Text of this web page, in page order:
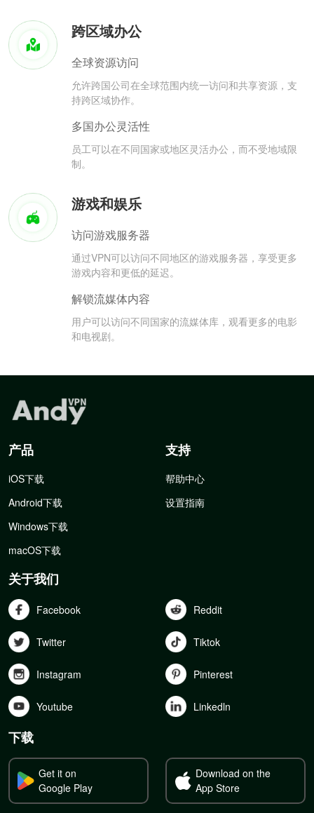
跨区域办公
全球资源访问
允许跨国公司在全球范围内统一访问和共享资源，支
持跨区域协作。
多国办公灵活性
员工可以在不同国家或地区灵活办公，而不受地域限
制。
游戏和娱乐
访问游戏服务器
通过VPN可以访问不同地区的游戏服务器，享受更多
游戏内容和更低的延迟。
解锁流媒体内容
用户可以访问不同国家的流媒体库，观看更多的电影
和电视剧。
产品
iOS下载
Android下载
Windows下载
macOS下载
支持
帮助中心
设置指南
关于我们
Facebook Reddit
Twitter Tiktok
Instagram Pinterest
Youtube Linkedln
下载
Get it on
Google Play
Download on the
App Store